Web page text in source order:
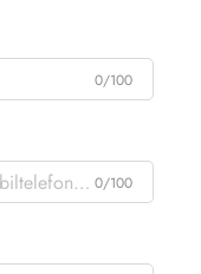
0/100
0/100